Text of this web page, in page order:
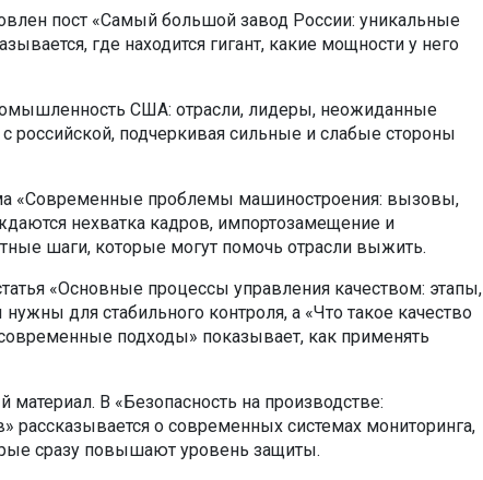
пост «Самый большой завод России: уникальные
где находится гигант, какие мощности у него
США: отрасли, лидеры, неожиданные
российской, подчеркивая сильные и слабые стороны
«Современные проблемы машиностроения: вызовы,
нехватка кадров, импортозамещение и
шаги, которые могут помочь отрасли выжить.
«Основные процессы управления качеством: этапы,
для стабильного контроля, а «Что такое качество
подходы» показывает, как применять
В «Безопасность на производстве:
о современных системах мониторинга,
сразу повышают уровень защиты.